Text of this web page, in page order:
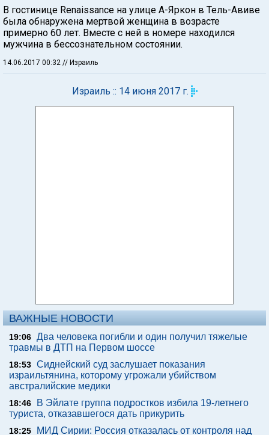
В гостинице Renaissance на улице А-Яркон в Тель-Авиве
была обнаружена мертвой женщина в возрасте
примерно 60 лет. Вместе с ней в номере находился
мужчина в бессознательном состоянии.
14.06.2017 00:32 // Израиль
Израиль :: 14 июня 2017 г.
ВАЖНЫЕ НОВОСТИ
19:06 Два человека погибли и один получил тяжелые
травмы в ДТП на Первом шоссе
18:53 Сиднейский суд заслушает показания
израильтянина, которому угрожали убийством
австралийские медики
18:46
В Эйлате группа подростков избила 19-летнего
туриста, отказавшегося дать прикурить
18:25
МИД Сирии: Россия отказалась от контроля над